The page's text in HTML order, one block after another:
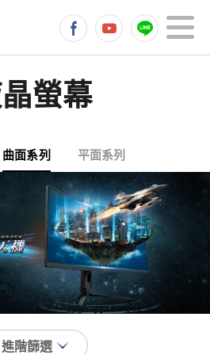
螢幕
曲面系列 平面系列